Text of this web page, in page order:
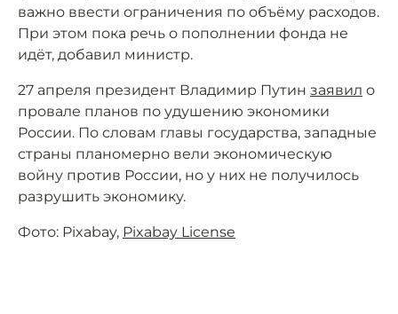
важно ввести ограничения по объёму расходов.
При этом пока речь о пополнении фонда не
идёт, добавил министр.
27 апреля президент Владимир Путин заявил о
провале планов по удушению экономики
России. По словам главы государства, западные
страны планомерно вели экономическую
войну против России, но у них не получилось
разрушить экономику.
Фото: Pixabay, Pixabay License